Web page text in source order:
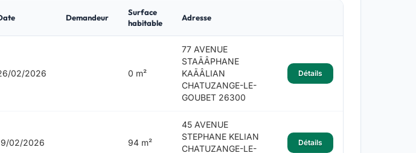
Demandeur
Surface
habitable
Adresse
02/2026 0 m²
77 AVENUE
STAÃÂPHANE
KAÃÂLIAN
CHATUZANGE-LE-
GOUBET 26300
Détails
02/2026 94 m²
45 AVENUE
STEPHANE KELIAN
CHATUZANGE-LE-
Détails